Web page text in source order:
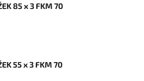
85 x 3 FKM 70
55 x 3 FKM 70